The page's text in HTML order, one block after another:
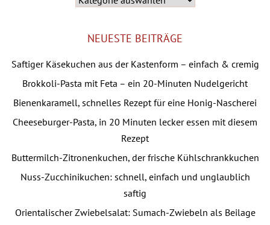
NEUESTE BEITRÄGE
Saftiger Käsekuchen aus der Kastenform – einfach & cremig
Brokkoli-Pasta mit Feta – ein 20-Minuten Nudelgericht
Bienenkaramell, schnelles Rezept für eine Honig-Nascherei
Cheeseburger-Pasta, in 20 Minuten lecker essen mit diesem
Rezept
Buttermilch-Zitronenkuchen, der frische Kühlschrankkuchen
Nuss-Zucchinikuchen: schnell, einfach und unglaublich
saftig
Orientalischer Zwiebelsalat: Sumach-Zwiebeln als Beilage